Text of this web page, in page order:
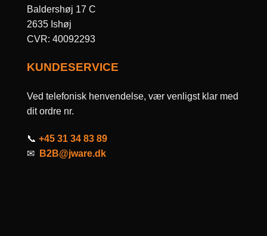
Baldershøj 17 C
2635 Ishøj
CVR: 40092293
KUNDESERVICE
Ved telefonisk henvendelse, vær venligst klar med
dit ordre nr.
📞 +45 31 34 83 89
✉
B2B@jware.dk